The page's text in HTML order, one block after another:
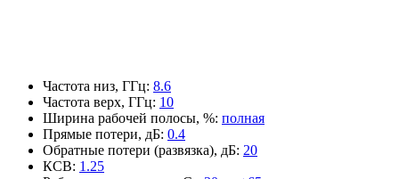
Частота низ, ГГц: 8.6
Частота верх, ГГц: 10
Ширина рабочей полосы, %: полная
Прямые потери, дБ: 0.4
Обратные потери (развязка), дБ: 20
КСВ: 1.25